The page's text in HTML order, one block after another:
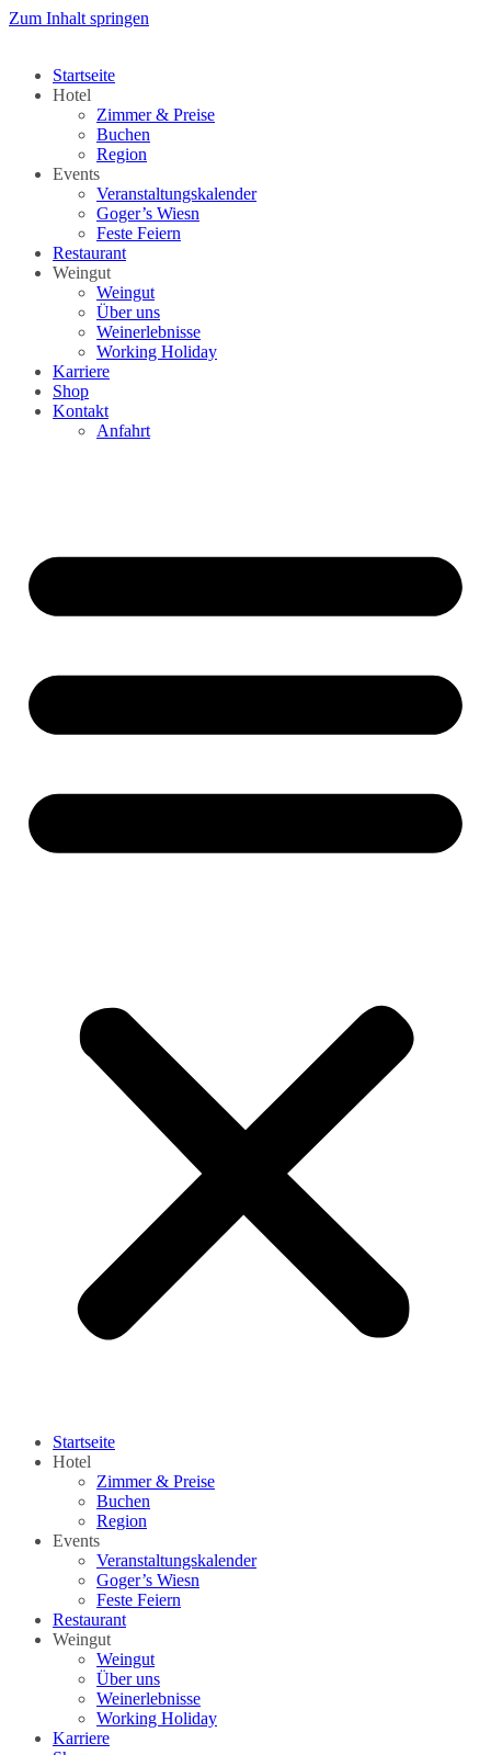
Zum Inhalt springen
Startseite
Hotel
Zimmer & Preise
Buchen
Region
Events
Veranstaltungskalender
Goger’s Wiesn
Feste Feiern
Restaurant
Weingut
Weingut
Über uns
Weinerlebnisse
Working Holiday
Karriere
Shop
Kontakt
Anfahrt
Startseite
Hotel
Zimmer & Preise
Buchen
Region
Events
Veranstaltungskalender
Goger’s Wiesn
Feste Feiern
Restaurant
Weingut
Weingut
Über uns
Weinerlebnisse
Working Holiday
Karriere